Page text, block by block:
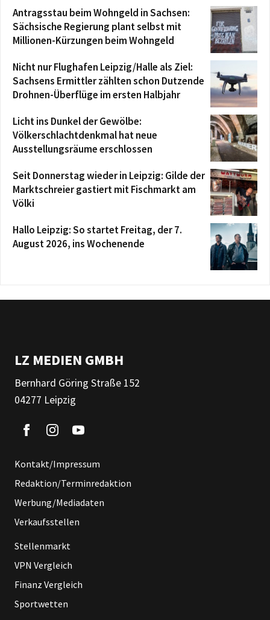
Antragsstau beim Wohngeld in Sachsen:
Sächsische Regierung plant selbst mit
Millionen-Kürzungen beim Wohngeld
Nicht nur Flughafen Leipzig/Halle als Ziel:
Sachsens Ermittler zählten schon Dutzende
Drohnen-Überflüge im ersten Halbjahr
Licht ins Dunkel der Gewölbe:
Völkerschlachtdenkmal hat neue
Ausstellungsräume erschlossen
Seit Donnerstag wieder in Leipzig: Gilde der
Marktschreier gastiert mit Fischmarkt am
Völki
Hallo Leipzig: So startet Freitag, der 7.
August 2026, ins Wochenende
LZ MEDIEN GMBH
Bernhard Göring Straße 152
04277 Leipzig
Kontakt/Impressum
Redaktion/Terminredaktion
Werbung/Mediadaten
Verkaufsstellen
Stellenmarkt
VPN Vergleich
Finanz Vergleich
Sportwetten